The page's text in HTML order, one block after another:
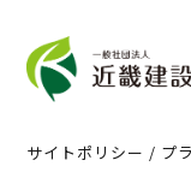
サイトポリシー / プ